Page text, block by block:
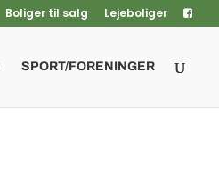
Boliger til salg Lejeboliger
SPORT/FORENINGER